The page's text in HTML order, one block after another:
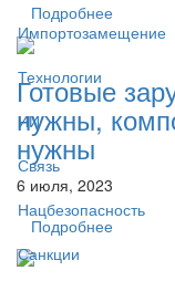
Импортозамещение
Технологии
ИИ
Связь
Нацбезопасность
Санкции
Подробнее
Готовые
нужны,
нужны
6 июля, 2023
Подробнее